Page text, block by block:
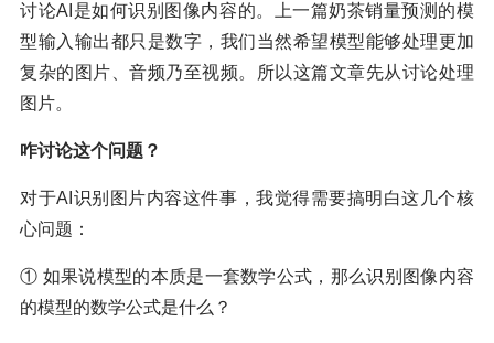
讨论AI是如何识别图像内容的。上一篇奶茶销量预测的模
型输入输出都只是数字，我们当然希望模型能够处理更加
复杂的图片、音频乃至视频。所以这篇文章先从讨论处理
图片。
咋讨论这个问题？
对于AI识别图片内容这件事，我觉得需要搞明白这几个核
心问题：
① 如果说模型的本质是一套数学公式，那么识别图像内容
的模型的数学公式是什么？